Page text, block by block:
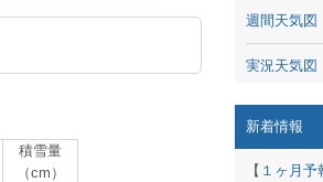
積雪量
（cm）
週間天気図
実況天気図
新着情報
【 １ヶ月予